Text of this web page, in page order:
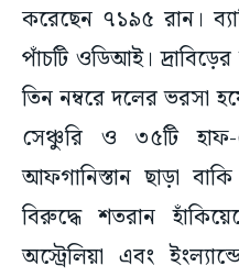
করেছেন ৭১৯৫ রান।
পাঁচটি ওডিআই।
তিন নম্বরে দলের ভরসা
সেঞ্চুরি ও ৩৫টি হাফ-
আফগানিস্তান ছাড়া
বিরুদ্ধে শতরান
অস্ট্রেলিয়া এবং